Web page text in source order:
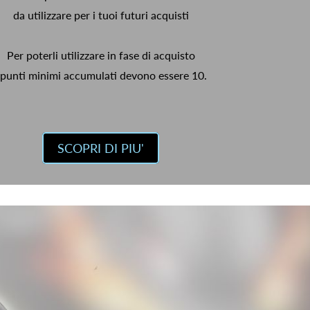
da utilizzare per i tuoi futuri acquisti
Per poterli utilizzare in fase di acquisto
minimi accumulati devono essere 10.
SCOPRI DI PIU'